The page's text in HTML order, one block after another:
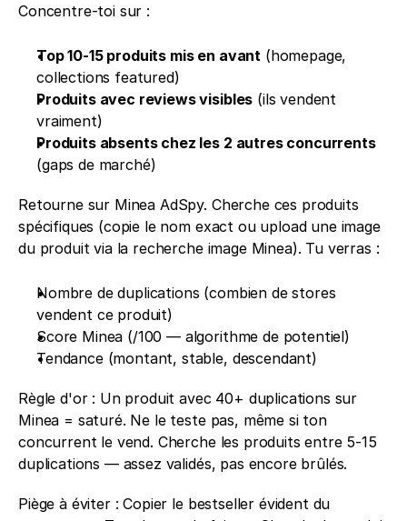
Concentre-toi sur :
Top 10-15 produits mis en avant (homepage,
collections featured)
Produits avec reviews visibles (ils vendent
vraiment)
Produits absents chez les 2 autres concurrents
(gaps de marché)
Retourne sur Minea AdSpy. Cherche ces produits
spécifiques (copie le nom exact ou upload une image
du produit via la recherche image Minea). Tu verras :
Nombre de duplications (combien de stores
vendent ce produit)
Score Minea (/100 — algorithme de potentiel)
Tendance (montant, stable, descendant)
Règle d'or : Un produit avec 40+ duplications sur
Minea = saturé. Ne le teste pas, même si ton
concurrent le vend. Cherche les produits entre 5-15
duplications — assez validés, pas encore brûlés.
Piège à éviter : Copier le bestseller évident du